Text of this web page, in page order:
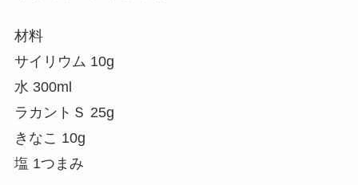
材料
サイリウム 10g
水 300ml
ラカントＳ 25g
きなこ 10g
塩 1つまみ